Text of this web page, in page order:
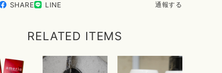
SHARE LINE 通報する
RELATED ITEMS